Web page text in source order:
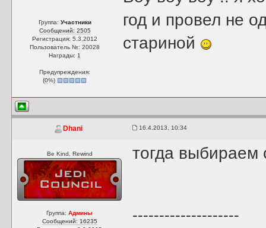
Группа: Участники
Сообщений: 2505
Регистрация: 5.3.2012
Пользователь №: 20028
Награды: 1
Предупреждения:
(0%)
год и провел не
стариной
Dhani 16.4.2013, 10:34
Be Kind, Rewind
Группа:Админы
Сообщений: 16235
тогда выбираем
--------------------